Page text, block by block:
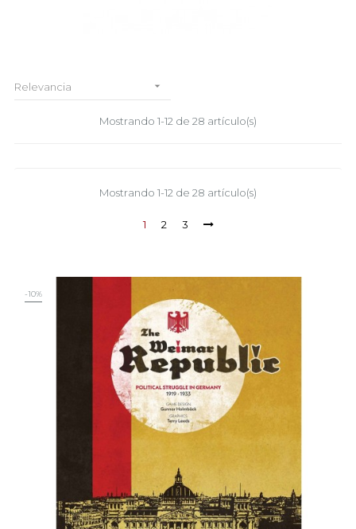
Relevancia 
Mostrando 1-12 de 28 artículo(s)
Mostrando 1-12 de 28 artículo(s)
1 2 3
-10%